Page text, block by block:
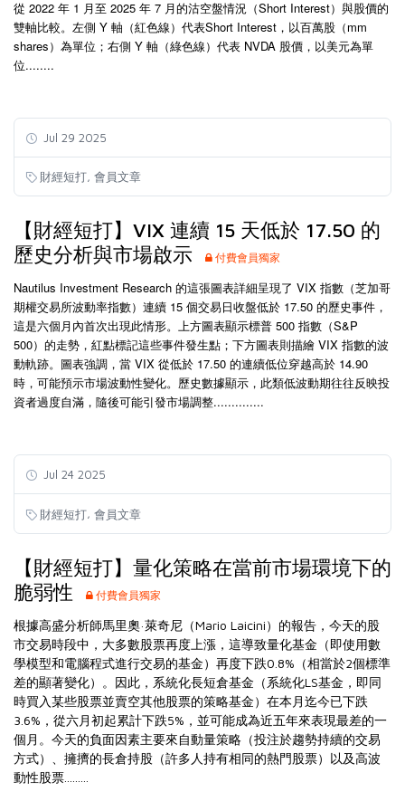
從 2022 年 1 月至 2025 年 7 月的沽空盤情況（Short Interest）與股價的
雙軸比較。左側 Y 軸（紅色線）代表Short Interest ，以百萬股（mm
shares）為單位；右側 Y 軸（綠色線）代表 NVDA 股價，以美元為單
位........
Jul 29 2025
財經短打 會員文章
【財經短打】VIX 連續 15 天低於 17.50 的
歷史分析與市場啟示
付費會員獨家
Nautilus Investment Research 的這張圖表詳細呈現了 VIX 指數（芝加哥
期權交易所波動率指數）連續 15 個交易日收盤低於 17.50 的歷史事件，
這是六個月內首次出現此情形。上方圖表顯示標普 500 指數（S&P
500）的走勢，紅點標記這些事件發生點；下方圖表則描繪 VIX 指數的波
動軌跡。圖表強調，當 VIX 從低於 17.50 的連續低位穿越高於 14.90
時，可能預示市場波動性變化。歷史數據顯示，此類低波動期往往反映投
資者過度自滿，隨後可能引發市場調整..............
Jul 24 2025
財經短打, 會員文章
【財經短打】量化策略在當前市場環境下的
脆弱性
付費會員獨家
根據高盛分析師馬里奧·萊奇尼（Mario Laicini）的報告，今天的股
市交易時段中，大多數股票再度上漲，這導致量化基金（即使用數
學模型和電腦程式進行交易的基金）再度下跌0.8%（相當於2個標準
差的顯著變化）。因此，系統化長短倉基金（系統化LS基金，即同
時買入某些股票並賣空其他股票的策略基金）在本月迄今已下跌
3.6%，從六月初起累計下跌5%，並可能成為近五年來表現最差的一
個月。今天的負面因素主要來自動量策略（投注於趨勢持續的交易
方式）、擁擠的長倉持股（許多人持有相同的熱門股票）以及高波
動性股票.........